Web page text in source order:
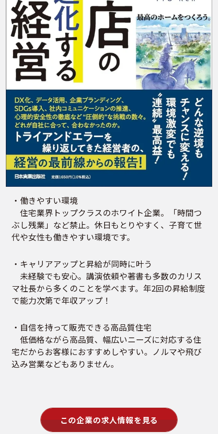
・働きやすい環境
住宅業界トップクラスのホワイト企業。「時間つ
ぶし残業」など禁止。休日もとりやすく、子育て世
代や女性も働きやすい環境です。
・キャリアアップと昇給が同時に叶う
未経験でも安心。講演依頼や著書も多数のカリス
マ社長から多くのことを学べます。年2回の昇給制度
で能力次第で年収アップ！
・自信を持って販売できる高品質住宅
低価格ながら高品質、幅広いニーズに対応する住
宅だからお客様におすすめしやすい。ノルマや飛び
込み営業などもありません。
この企業の求人情報を見る